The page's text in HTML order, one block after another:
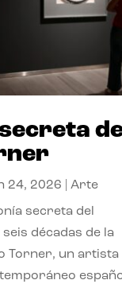
24, 2026 Arte
secreta del
décadas de la
Torner, un artista